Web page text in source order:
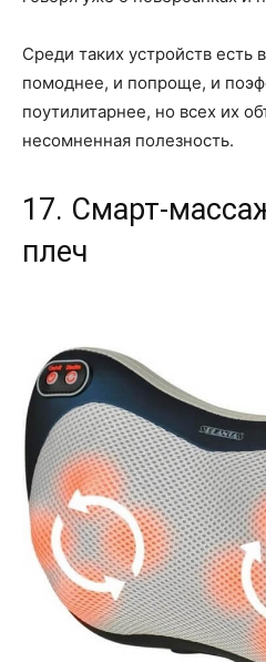
Среди таких устройств есть
помоднее, и попроще, и
поутилитарнее, но всех их
несомненная полезность.
17. Смарт-
плеч